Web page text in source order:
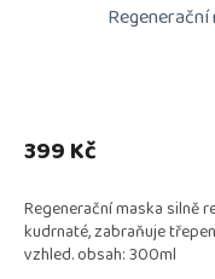
399 Kč
Regenerační maska silně
kudrnaté, zabraňuje
vzhled. obsah: 300ml